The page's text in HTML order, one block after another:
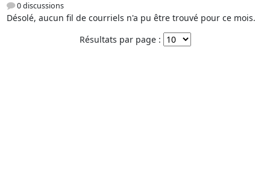
0 discussions
Désolé, aucun fil de courriels n'a pu être trouvé pour ce mois.
Résultats par page :